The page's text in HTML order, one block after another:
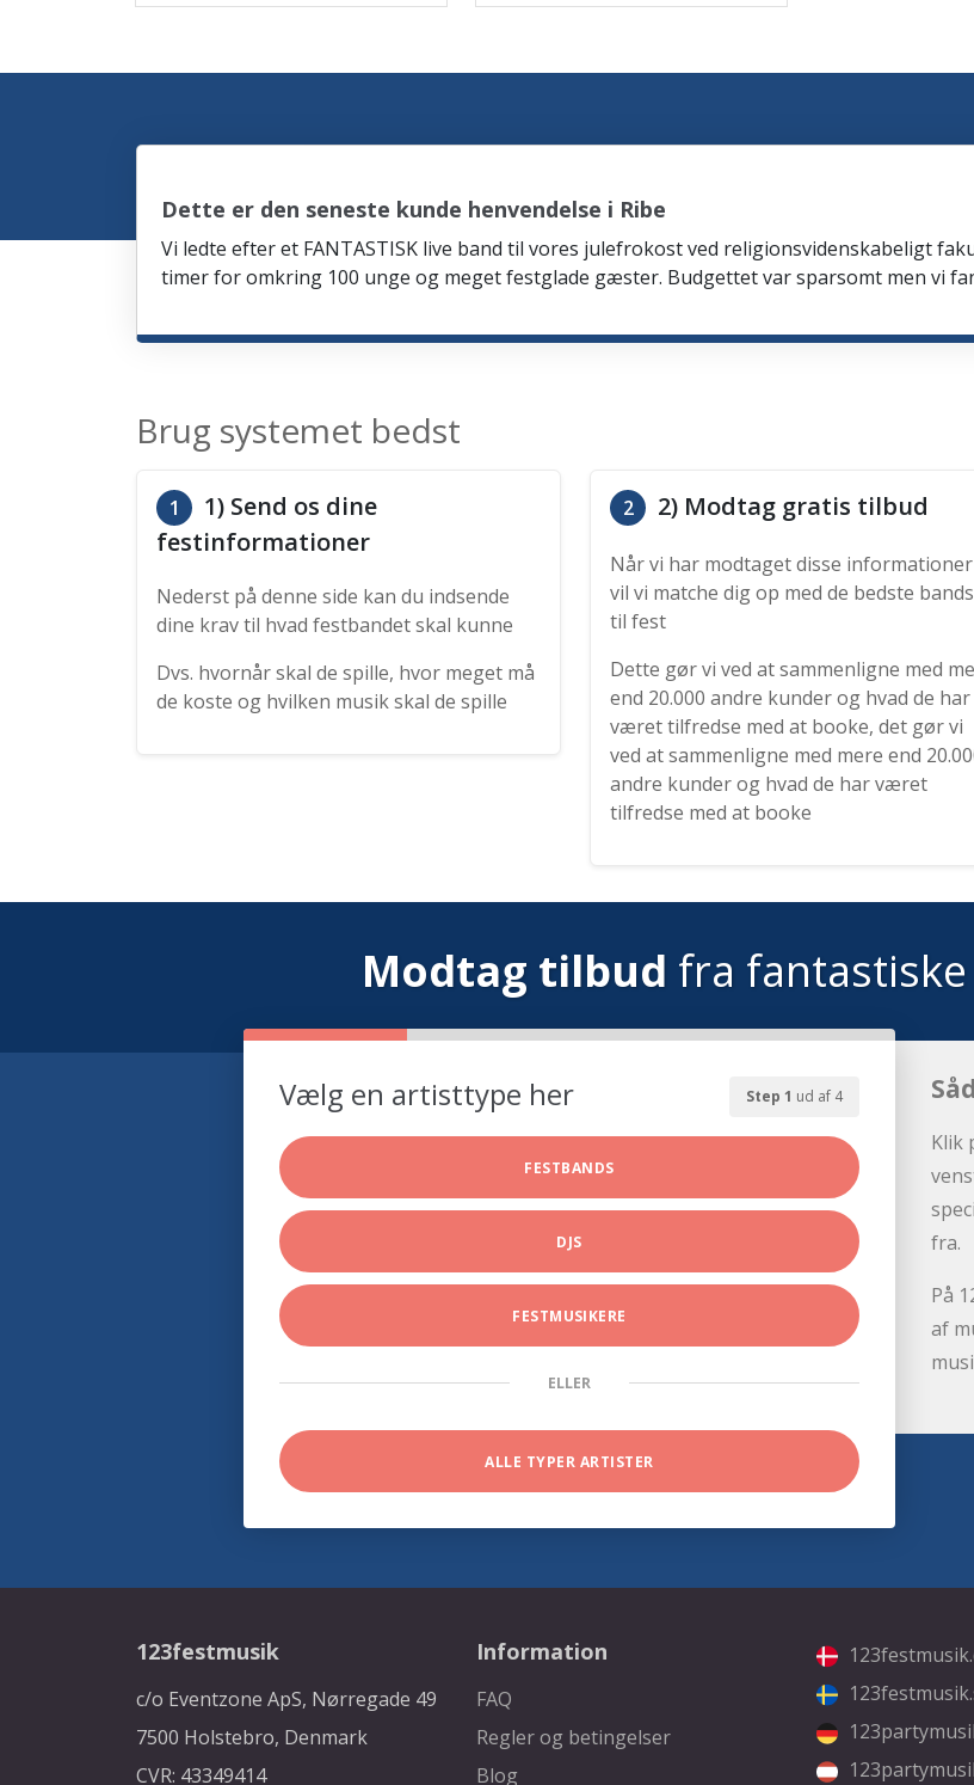
Dette er den seneste kunde henvendelse i Ribe
Vi ledte efter et FANTASTISK live band til vores julefrokost ved religionsvidenskabeligt
timer for omkring 100 unge og meget festglade gæster. Budgettet var sparsomt men vi
Brug systemet bedst
1
1) Send os dine
festinformationer
Nederst på denne side kan du indsende
dine krav til hvad festbandet skal kunne
Dvs. hvornår skal de spille, hvor meget må
de koste og hvilken musik skal de spille
2 2) Modtag gratis tilbud
Når vi har modtaget disse informationer
vil vi matche dig op med de bedste bands
til fest
Dette gør vi ved at sammenligne med
end 20.000 andre kunder og hvad de har
været tilfredse med at booke, det gør vi
ved at sammenligne med mere end
andre kunder og hvad de har været
tilfredse med at booke
Modtag tilbud fra
Step 1 ud af 4
Vælg en artisttype her
FESTBANDS
DJS
FESTMUSIKERE
ELLER
ALLE TYPER ARTISTER
Klik
fra.
På
af
123festmusik
c/o Eventzone ApS, Nørregade 49
7500 Holstebro, Denmark
CVR: 43349414
Information
FAQ
Regler og betingelser
Blog